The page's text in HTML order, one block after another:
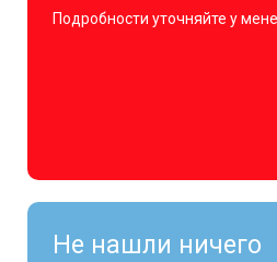
Подробности уточняйте у
Не нашли ничего